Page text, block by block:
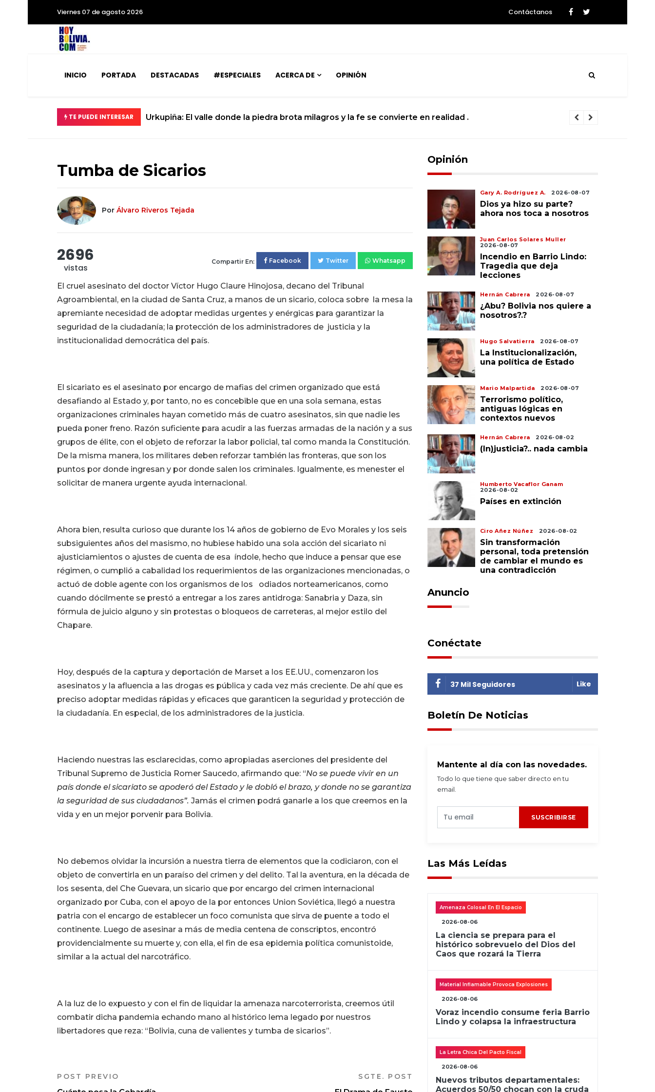
Viernes 07 de agosto 2026 Contáctanos
INICIO PORTADA DESTACADAS #ESPECIALES ACERCA DE OPINIÓN
TE PUEDE INTERESAR Urkupiña: El valle donde la piedra brota milagros y la fe se convierte en realidad .
Tumba de Sicarios
Por Álvaro Riveros Tejada
2696
vistas
Compartir En: Facebook Twitter Whatsapp
El cruel asesinato del doctor Víctor Hugo Claure Hinojosa, decano del Tribunal
Agroambiental, en la ciudad de Santa Cruz, a manos de un sicario, coloca sobre la mesa la
apremiante necesidad de adoptar medidas urgentes y enérgicas para garantizar la
seguridad de la ciudadanía; la protección de los administradores de justicia y la
institucionalidad democrática del país.
El sicariato es el asesinato por encargo de mafias del crimen organizado que está
desafiando al Estado y, por tanto, no es concebible que en una sola semana, estas
organizaciones criminales hayan cometido más de cuatro asesinatos, sin que nadie les
pueda poner freno. Razón suficiente para acudir a las fuerzas armadas de la nación y a sus
grupos de élite, con el objeto de reforzar la labor policial, tal como manda la Constitución.
De la misma manera, los militares deben reforzar también las fronteras, que son los
puntos por donde ingresan y por donde salen los criminales. Igualmente, es menester el
solicitar de manera urgente ayuda internacional.
Ahora bien, resulta curioso que durante los 14 años de gobierno de Evo Morales y los seis
subsiguientes años del masismo, no hubiese habido una sola acción del sicariato ni
ajusticiamientos o ajustes de cuenta de esa índole, hecho que induce a pensar que ese
régimen, o cumplió a cabalidad los requerimientos de las organizaciones mencionadas, o
actuó de doble agente con los organismos de los odiados norteamericanos, como
cuando dócilmente se prestó a entregar a los zares antidroga: Sanabria y Daza, sin
fórmula de juicio alguno y sin protestas o bloqueos de carreteras, al mejor estilo del
Chapare.
Hoy, después de la captura y deportación de Marset a los EE.UU., comenzaron los
asesinatos y la afluencia a las drogas es pública y cada vez más creciente. De ahí que es
preciso adoptar medidas rápidas y eficaces que garanticen la seguridad y protección de
la ciudadanía. En especial, de los administradores de la justicia.
Haciendo nuestras las esclarecidas, como apropiadas aserciones del presidente del
Tribunal Supremo de Justicia Romer Saucedo, afirmando que: “No se puede vivir en un
país donde el sicariato se apoderó del Estado y le dobló el brazo, y donde no se garantiza
la seguridad de sus ciudadanos”. Jamás el crimen podrá ganarle a los que creemos en la
vida y en un mejor porvenir para Bolivia.
No debemos olvidar la incursión a nuestra tierra de elementos que la codiciaron, con el
objeto de convertirla en un paraíso del crimen y del delito. Tal la aventura, en la década de
los sesenta, del Che Guevara, un sicario que por encargo del crimen internacional
organizado por Cuba, con el apoyo de la por entonces Union Soviética, llegó a nuestra
patria con el encargo de establecer un foco comunista que sirva de puente a todo el
continente. Luego de asesinar a más de media centena de conscriptos, encontró
providencialmente su muerte y, con ella, el fin de esa epidemia política comunistoide,
similar a la actual del narcotráfico.
A la luz de lo expuesto y con el fin de liquidar la amenaza narcoterrorista, creemos útil
combatir dicha pandemia echando mano al histórico lema legado por nuestros
libertadores que reza: “Bolivia, cuna de valientes y tumba de sicarios”.
POST PREVIO SGTE. POST
Opinión
Gary A. Rodríguez A. 2026-08-07
Dios ya hizo su parte?
ahora nos toca a nosotros
Juan Carlos Solares Muller
2026-08-07
Incendio en Barrio Lindo:
Tragedia que deja
lecciones
Hernán Cabrera 2026-08-07
¿Abu? Bolivia nos quiere a
nosotros?.?
Hugo Salvatierra 2026-08-07
La Institucionalización,
una política de Estado
Mario Malpartida 2026-08-07
Terrorismo político,
antiguas lógicas en
contextos nuevos
Hernán Cabrera 2026-08-02
(In)justicia?.. nada cambia
Humberto Vacaflor Ganam
2026-08-02
Países en extinción
Ciro Añez Núñez 2026-08-02
Sin transformación
personal, toda pretensión
de cambiar el mundo es
una contradicción
Anuncio
Conéctate
37 Mil Seguidores Like
Boletín De Noticias
Mantente al día con las novedades.
Todo lo que tiene que saber directo en tu
email.
SUSCRIBIRSE
Las Más Leídas
Amenaza Colosal En El Espacio
2026-08-06
La ciencia se prepara para el
histórico sobrevuelo del Dios del
Caos que rozará la Tierra
Material Inflamable Provoca Explosiones
2026-08-06
Voraz incendio consume feria Barrio
Lindo y colapsa la infraestructura
La Letra Chica Del Pacto Fiscal
2026-08-06
Nuevos tributos departamentales:
Acuerdos 50/50 chocan con la cruda